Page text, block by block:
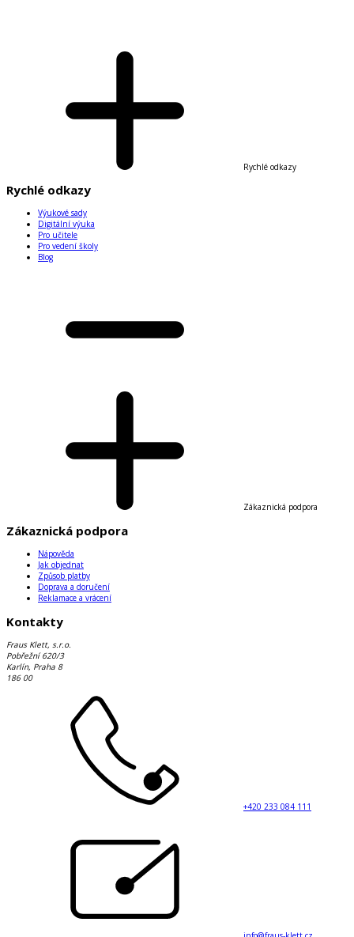
Rychlé odkazy
Rychlé odkazy
Výukové sady
Digitální výuka
Pro učitele
Pro vedení školy
Blog
Zákaznická podpora
Zákaznická podpora
Nápověda
Jak objednat
Způsob platby
Doprava a doručení
Reklamace a vrácení
Kontakty
Fraus Klett, s.r.o.
Pobřežní 620/3
Karlín, Praha 8
186 00
+420 233 084 111